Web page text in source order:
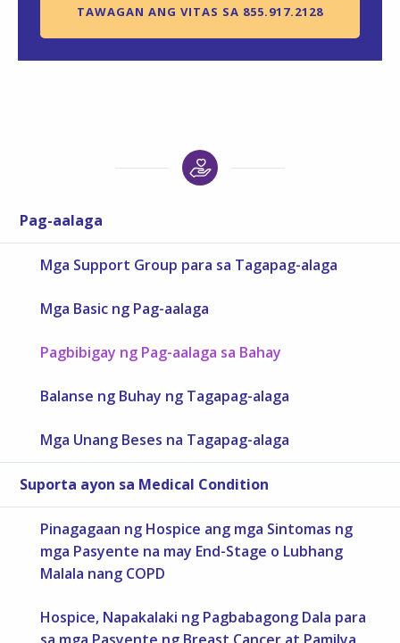
TAWAGAN ANG VITAS SA 855.917.2128
Pag-aalaga
Mga Support Group para sa Tagapag-alaga
Mga Basic ng Pag-aalaga
Pagbibigay ng Pag-aalaga sa Bahay
Balanse ng Buhay ng Tagapag-alaga
Mga Unang Beses na Tagapag-alaga
Suporta ayon sa Medical Condition
Pinagagaan ng Hospice ang mga Sintomas ng
mga Pasyente na may End-Stage o Lubhang
Malala nang COPD
Hospice, Napakalaki ng Pagbabagong Dala para